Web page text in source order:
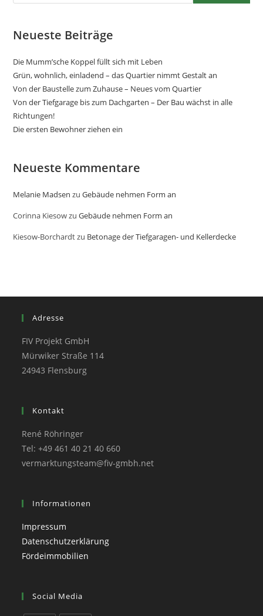
Neueste Beiträge
Die Mumm’sche Koppel füllt sich mit Leben
Grün, wohnlich, einladend – das Quartier nimmt Gestalt an
Von der Baustelle zum Zuhause – Neues vom Quartier
Von der Tiefgarage bis zum Dachgarten – Der Bau wächst in alle
Richtungen!
Die ersten Bewohner ziehen ein
Neueste Kommentare
Melanie Madsen zuGebäude nehmen Form an
Corinna KiesowzuGebäude nehmen Form an
Kiesow-Borchardtzu Betonage der Tiefgaragen- und Kellerdecke
Adresse
FIV Projekt GmbH
Mürwiker Straße 114
24943 Flensburg
Kontakt
René Röhringer
Tel: +49 461 40 21 40 660
vermarktungsteam@fiv-gmbh.net
Informationen
Impressum
Datenschutzerklärung
Fördeimmobilien
Social Media